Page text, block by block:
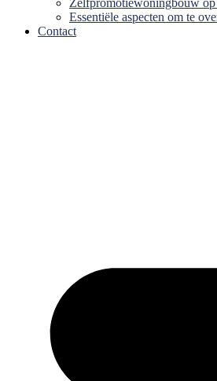
Zelfpromotiewoningbouw op
Essentiële aspecten om te
Contact